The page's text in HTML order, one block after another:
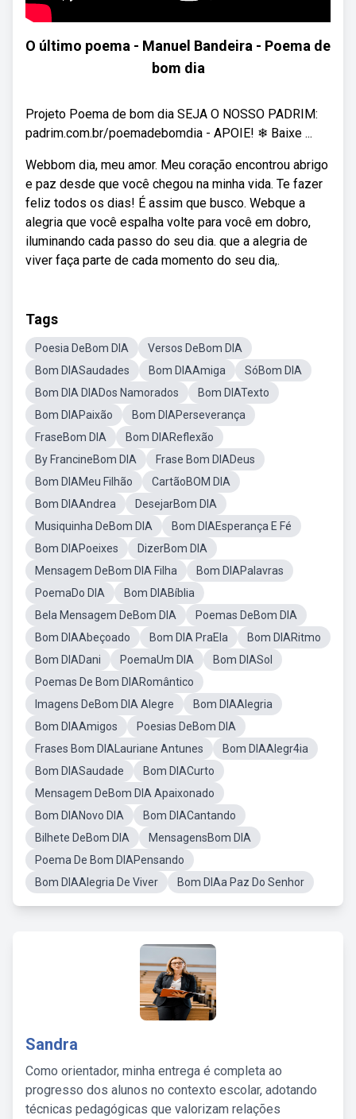
O último poema - Manuel Bandeira - Poema de
bom dia
Projeto Poema de bom dia SEJA O NOSSO PADRIM:
padrim.com.br/poemadebomdia - APOIE! ❄ Baixe ...
Webbom dia, meu amor. Meu coração encontrou abrigo
e paz desde que você chegou na minha vida. Te fazer
feliz todos os dias! É assim que busco. Webque a
alegria que você espalha volte para você em dobro,
iluminando cada passo do seu dia. que a alegria de
viver faça parte de cada momento do seu dia,.
Tags
Poesia DeBom DIA
Versos DeBom DIA
Bom DIASaudades
Bom DIAAmiga
SóBom DIA
Bom DIA DIADos Namorados
Bom DIATexto
Bom DIAPaixão
Bom DIAPerseverança
FraseBom DIA
Bom DIAReflexão
By FrancineBom DIA
Frase Bom DIADeus
Bom DIAMeu Filhão
CartãoBOM DIA
Bom DIAAndrea
DesejarBom DIA
Musiquinha DeBom DIA
Bom DIAEsperança E Fé
Bom DIAPoeixes
DizerBom DIA
Mensagem DeBom DIA Filha
Bom DIAPalavras
PoemaDo DIA
Bom DIABíblia
Bela Mensagem DeBom DIA
Poemas DeBom DIA
Bom DIAAbeçoado
Bom DIA PraEla
Bom DIARitmo
Bom DIADani
PoemaUm DIA
Bom DIASol
Poemas De Bom DIARomântico
Imagens DeBom DIA Alegre
Bom DIAAlegria
Bom DIAAmigos
Poesias DeBom DIA
Frases Bom DIALauriane Antunes
Bom DIAAlegr4ia
Bom DIASaudade
Bom DIACurto
Mensagem DeBom DIA Apaixonado
Bom DIANovo DIA
Bom DIACantando
Bilhete DeBom DIA
MensagensBom DIA
Poema De Bom DIAPensando
Bom DIAAlegria De Viver
Bom DIAa Paz Do Senhor
Sandra
Como orientador, minha entrega é completa ao
progresso dos alunos no contexto escolar, adotando
técnicas pedagógicas que valorizam relações